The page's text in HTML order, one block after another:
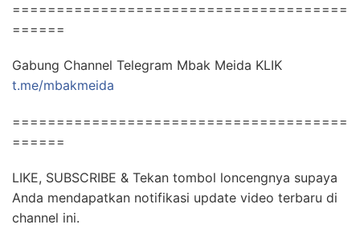
======================================
======
Gabung Channel Telegram Mbak Meida KLIK
t.me/mbakmeida
======================================
======
LIKE, SUBSCRIBE & Tekan tombol loncengnya supaya
Anda mendapatkan notifikasi update video terbaru di
channel ini.